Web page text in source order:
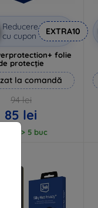
Reducere
cu cupon
EXTRA10
folie
protecție
la comandă
94 lei
85 lei
stoc > 5 buc